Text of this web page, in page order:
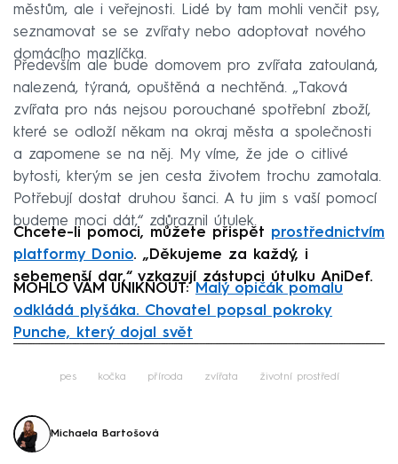
městům, ale i veřejnosti. Lidé by tam mohli venčit psy,
seznamovat se se zvířaty nebo adoptovat nového
domácího mazlíčka.
Především ale bude domovem pro zvířata zatoulaná,
nalezená, týraná, opuštěná a nechtěná. „Taková
zvířata pro nás nejsou porouchané spotřební zboží,
které se odloží někam na okraj města a společnosti
a zapomene se na něj. My víme, že jde o citlivé
bytosti, kterým se jen cesta životem trochu zamotala.
Potřebují dostat druhou šanci. A tu jim s vaší pomocí
budeme moci dát,“ zdůraznil útulek.
Chcete-li pomoci, můžete přispět prostřednictvím
platformy Donio. „Děkujeme za každý, i
sebemenší dar,“ vzkazují zástupci útulku AniDef.
MOHLO VÁM UNIKNOUT: Malý opičák pomalu
odkládá plyšáka. Chovatel popsal pokroky
Punche, který dojal svět
pes kočka příroda zvířata životní prostředí
Michaela Bartošová